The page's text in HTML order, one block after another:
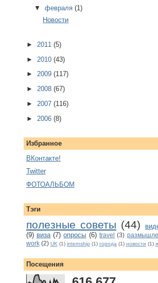
▼февраля(1)
Новости
► 2011 (5)
► 2010 (43)
► 2009 (117)
► 2008 (67)
► 2007 (116)
► 2006 (8)
Избранное
ВКонтакте!
Twitter
ФОТОАЛЬБОМ
Тэги
полезные советы (44)
(9) виза (7) опросы (6) travel (3)
work (2) UK (1) internship (1) города (1) новости (1)
Посещения